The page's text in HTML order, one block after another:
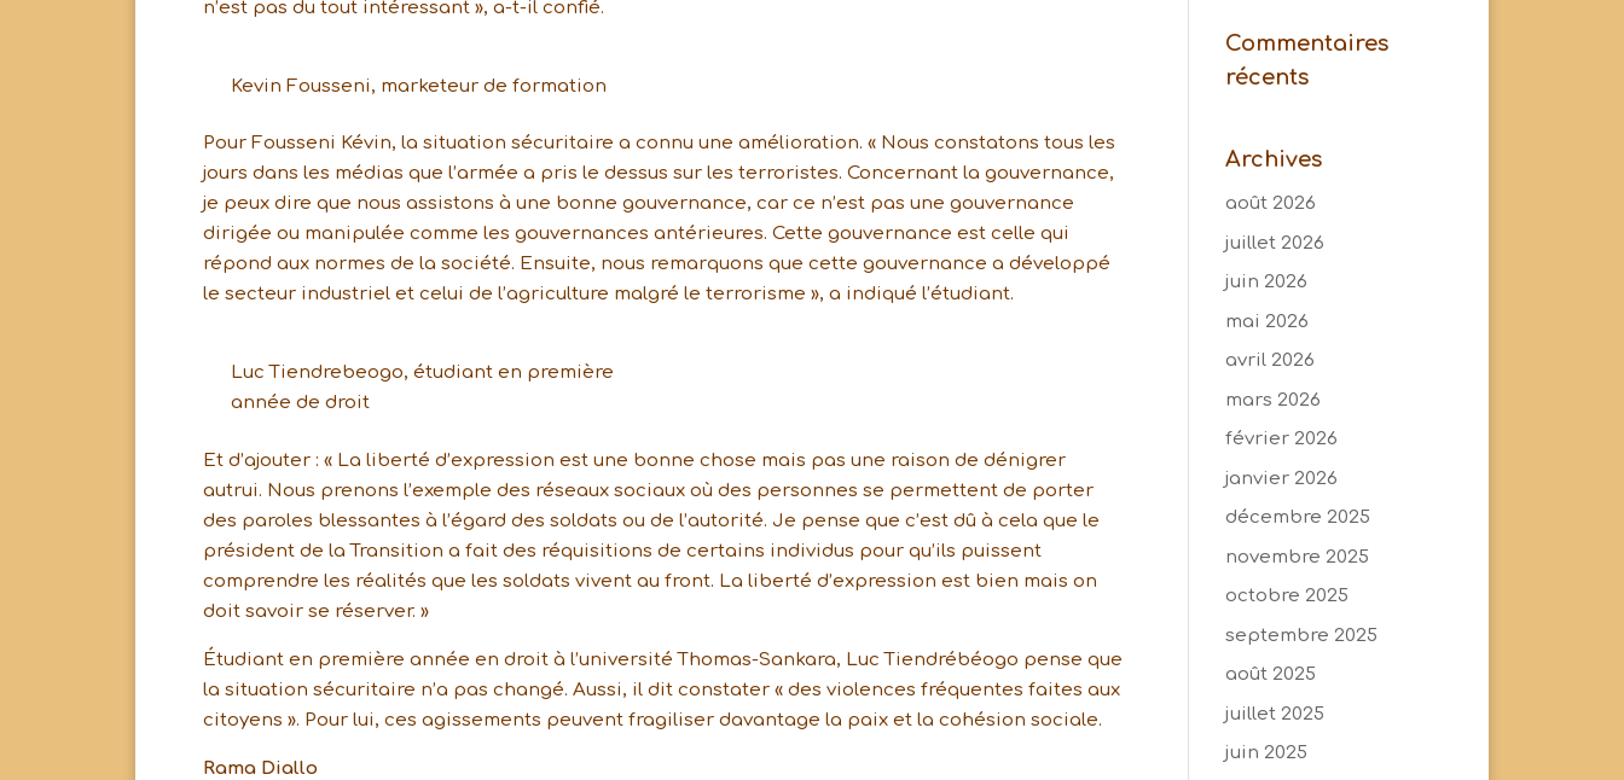
n’est pas du tout intéressant », a-t-il confié.
Kevin Fousseni, marketeur de formation
Pour Fousseni Kévin, la situation sécuritaire a connu une amélioration. « Nous constatons tous les
jours dans les médias que l’armée a pris le dessus sur les terroristes. Concernant la gouvernance,
je peux dire que nous assistons à une bonne gouvernance, car ce n’est pas une gouvernance
dirigée ou manipulée comme les gouvernances antérieures. Cette gouvernance est celle qui
répond aux normes de la société. Ensuite, nous remarquons que cette gouvernance a développé
le secteur industriel et celui de l’agriculture malgré le terrorisme », a indiqué l’étudiant.
Luc Tiendrebeogo, étudiant en première
année de droit
Et d’ajouter : « La liberté d’expression est une bonne chose mais pas une raison de dénigrer
autrui. Nous prenons l’exemple des réseaux sociaux où des personnes se permettent de porter
des paroles blessantes à l’égard des soldats ou de l’autorité. Je pense que c’est dû à cela que le
président de la Transition a fait des réquisitions de certains individus pour qu’ils puissent
comprendre les réalités que les soldats vivent au front. La liberté d’expression est bien mais on
doit savoir se réserver. »
Étudiant en première année en droit à l’université Thomas-Sankara, Luc Tiendrébéogo pense que
la situation sécuritaire n’a pas changé. Aussi, il dit constater « des violences fréquentes faites aux
citoyens ». Pour lui, ces agissements peuvent fragiliser davantage la paix et la cohésion sociale.
Rama Diallo
Commentaires
récents
Archives
août 2026
juillet 2026
juin 2026
mai 2026
avril 2026
mars 2026
février 2026
janvier 2026
décembre 2025
novembre 2025
octobre 2025
septembre 2025
août 2025
juillet 2025
juin 2025